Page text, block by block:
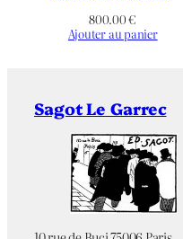
800.00€
Ajouter au panier
Sagot Le Garrec